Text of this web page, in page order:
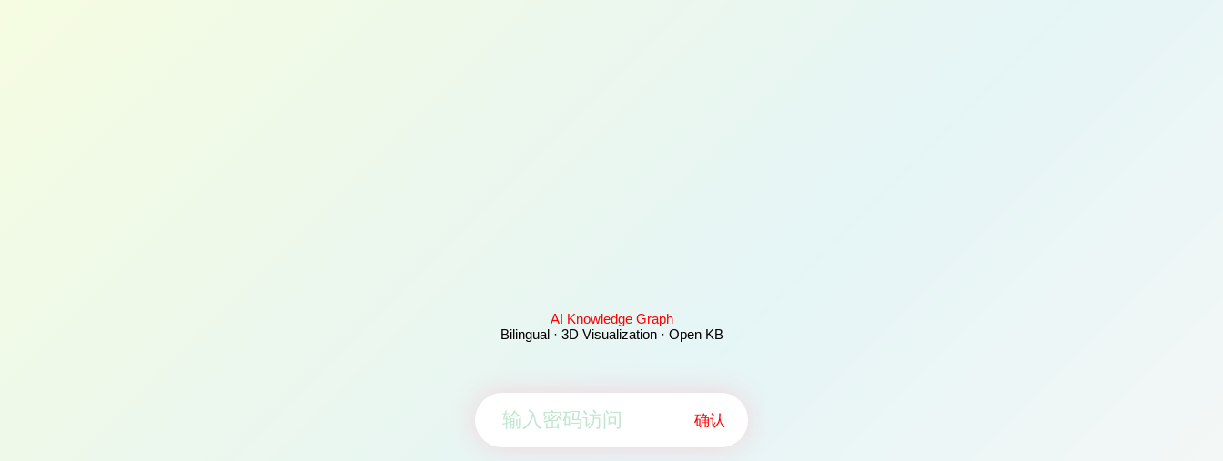
AI Knowledge Graph
Bilingual · 3D Visualization · Open KB
确认